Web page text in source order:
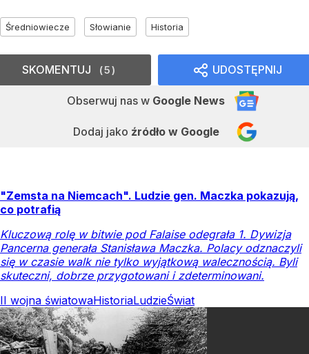
Średniowiecze Słowianie Historia
UDOSTĘPNIJ
Obserwuj nas w Google News
Dodaj jako źródło w Google
SKOMENTUJ 5
"Zemsta na Niemcach". Ludzie gen. Maczka pokazują,
co potrafią
Kluczową rolę w bitwie pod Falaise odegrała 1. Dywizja
Pancerna generała Stanisława Maczka. Polacy odznaczyli
się w czasie walk nie tylko wyjątkową walecznością. Byli
skuteczni, dobrze przygotowani i zdeterminowani.
II wojna światowaHistoriaLudzieŚwiat